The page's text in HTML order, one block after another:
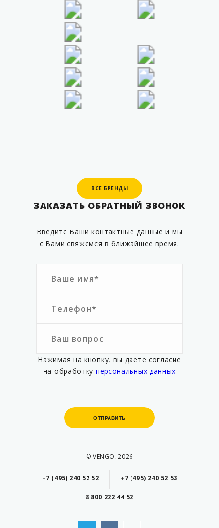
ВСЕ БРЕНДЫ
ВСЕ БРЕНДЫ
ЗАКАЗАТЬ ОБРАТНЫЙ ЗВОНОК
Введите Ваши контактные данные и мы
с Вами свяжемся в ближайшее время.
Нажимая на кнопку, вы даете согласие
на обработку персональных данных
ОТПРАВИТЬ
ОТПРАВИТЬ
© VENGO, 2026
+7 (495) 240 52 52 +7 (495) 240 52 53
8 800 222 44 52